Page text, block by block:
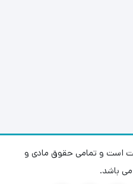
است و تمامی حقوق مادی و
باشد.